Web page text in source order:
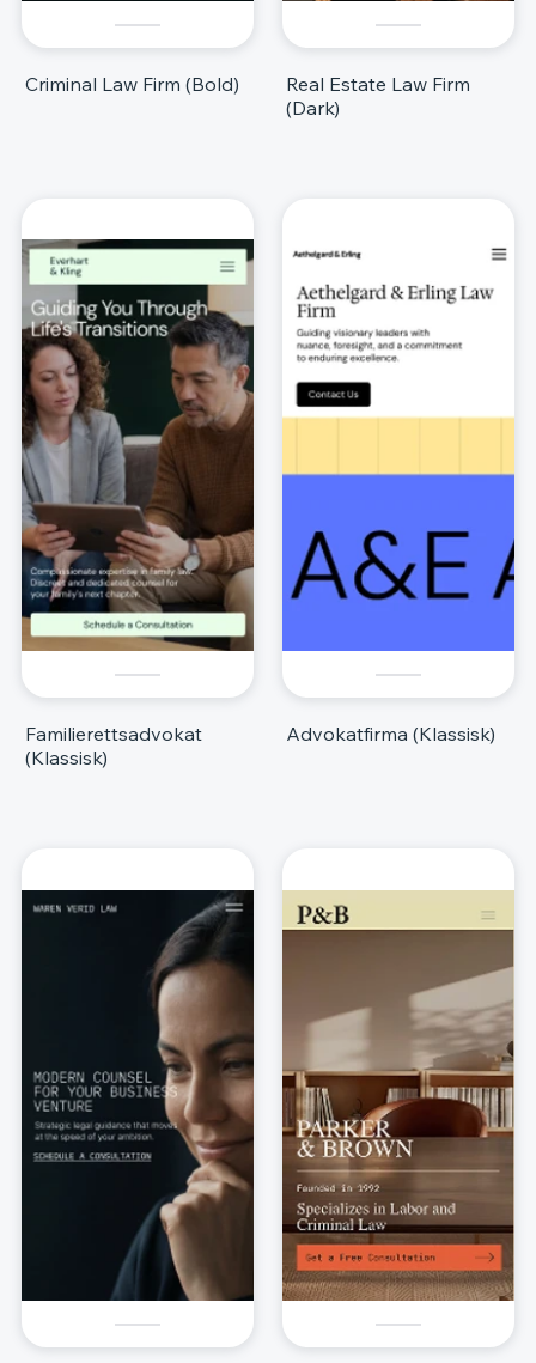
Criminal Law Firm (Bold)
Real Estate Law Firm
(Dark)
Familierettsadvokat
(Klassisk)
Advokatfirma (Klassisk)